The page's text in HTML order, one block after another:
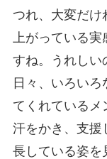
つれ、大変だけ
上がっている
すね。うれしい
日々、いろい
てくれているメ
汗をかき、支援
長している姿を